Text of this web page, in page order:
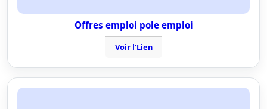
Offres emploi pole emploi
Voir l'Lien